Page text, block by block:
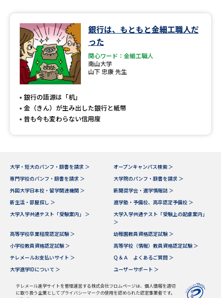
過去問題集
大学・短大以外の資料から請求
専門学校の資料請求 大学院の資料請求
留学・進学関連、塾・予備校
内」の請求
高等学校（情報）教員資格認定
試験
大学で学べる内容や特徴を調べる
新増設大学・学部・学科特集
国際・グローバルに強い大学特
集
銀行は、もともと金細工職人だ
った
関心ワード：金細工職人
南山大学
山下 忠康 先生
銀行の語源は「机」
金（きん）が生み出した銀行と紙幣
昔も今も変わらない信用度
大学・短大のパンフ・願書を請求 ＞
オープンキャンパス検索 ＞
専門学校のパンフ・願書を請求 ＞
大学院のパンフ・願書を請求 ＞
外国大学日本校・留学関連機関 ＞
新聞奨学会・進学情報誌 ＞
新生活・部屋探し ＞
進学塾・予備校、高卒認定予備校 ＞
大学入学共通テスト「受験案内」 ＞
大学入学共通テスト「受験上の配慮案内」
＞
高等学校卒業程度認定試験 ＞
幼稚園教員資格認定試験 ＞
小学校教員資格認定試験 ＞
高等学校（情報）教員資格認定試験 ＞
テレメールお支払いサイト ＞
Ｑ＆Ａ よくあるご質問 ＞
大学進学IDについて ＞
ユーザーサポート ＞
テレメール進学サイトを管理運営する株式会社フロムページは、個人情報を適切
に取り扱う企業としてプライバシーマークの使用を認められた認定事業者です。